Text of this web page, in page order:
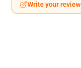
Write your review